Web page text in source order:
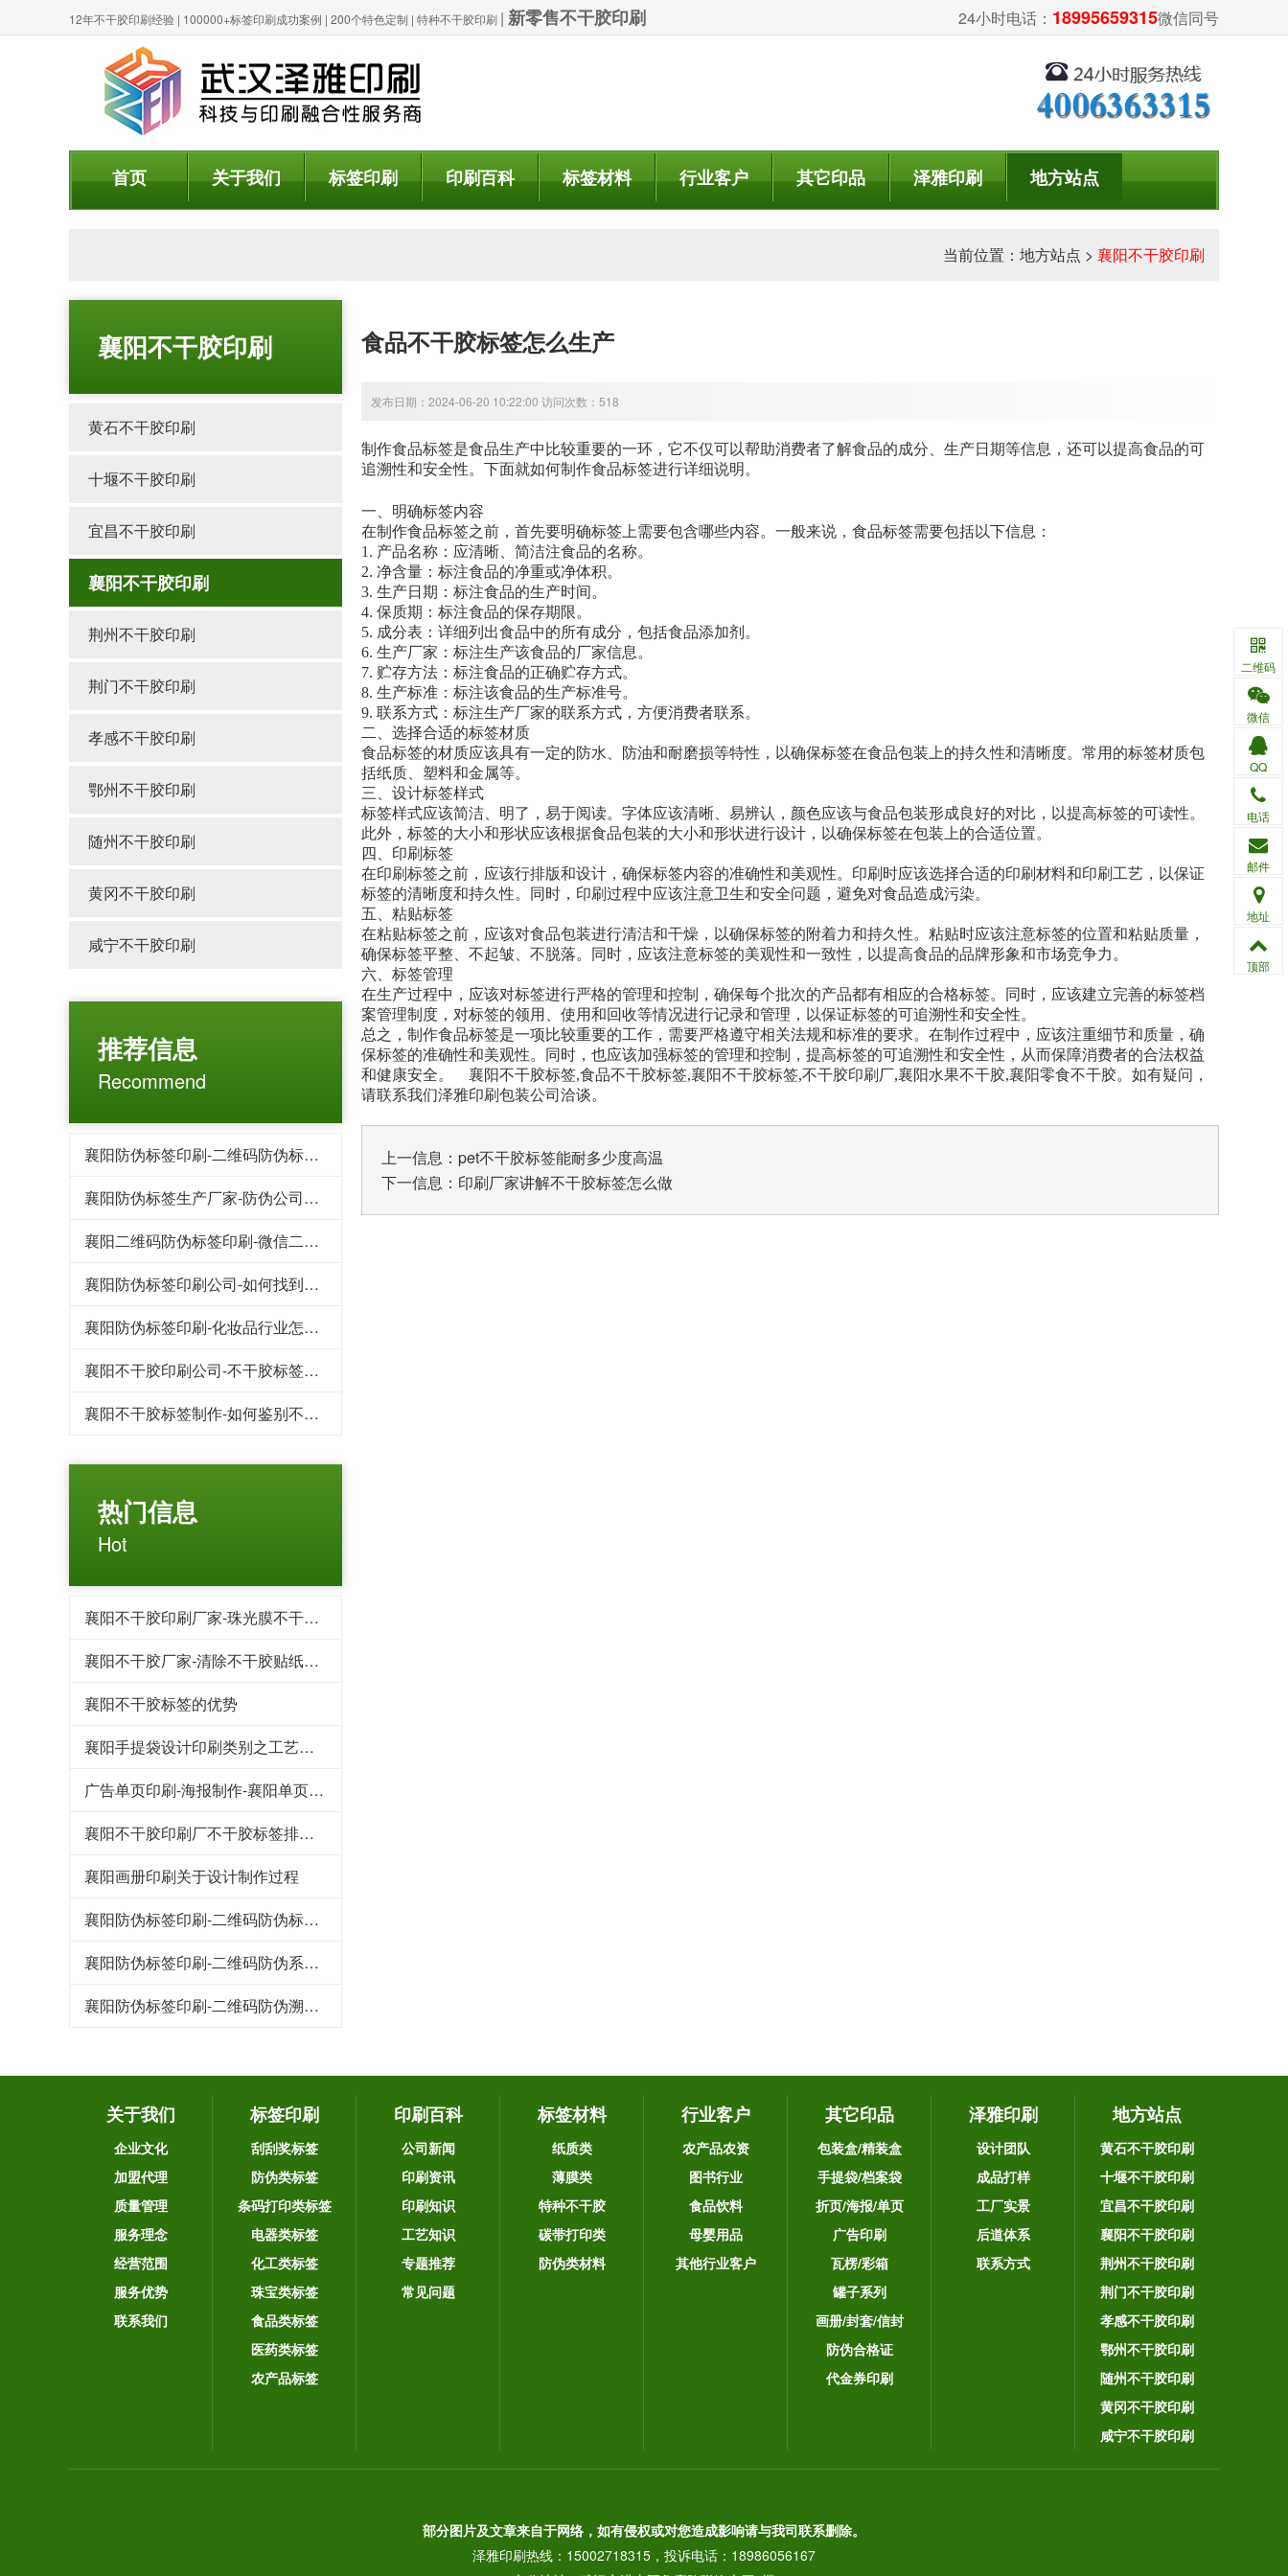
12年不干胶印刷经验 | 100000+标签印刷成功案例 | 200个特色定制 | 特种不干胶印刷 | 新零售不干胶印刷 24小时电话： 18995659315微信同号
首页 关于我们 标签印刷 印刷百科 标签材料 行业客户 其它印品 泽雅印刷 地方站点
当前位置： 地方站点 > 襄阳不干胶印刷
襄阳不干胶印刷
黄石不干胶印刷
十堰不干胶印刷
宜昌不干胶印刷
襄阳不干胶印刷
荆州不干胶印刷
荆门不干胶印刷
孝感不干胶印刷
鄂州不干胶印刷
随州不干胶印刷
黄冈不干胶印刷
咸宁不干胶印刷
推荐信息
Recommend
襄阳防伪标签印刷-二维码防伪标签的特点都有哪些
襄阳防伪标签生产厂家-防伪公司常用的防伪印刷技术
襄阳二维码防伪标签印刷-微信二维码红包系统为企业提供哪些好处
襄阳防伪标签印刷公司-如何找到靠谱防伪标签制作厂家
襄阳防伪标签印刷-化妆品行业怎样防止被造假
襄阳不干胶印刷公司-不干胶标签印刷哪个厂家比较便宜
襄阳不干胶标签制作-如何鉴别不干胶印刷品材料的好与坏
热门信息
Hot
襄阳不干胶印刷厂家-珠光膜不干胶标签?
襄阳不干胶厂家-清除不干胶贴纸的小妙招
襄阳不干胶标签的优势
襄阳手提袋设计印刷类别之工艺流程
广告单页印刷-海报制作-襄阳单页设计印刷制作
襄阳不干胶印刷厂不干胶标签排废问题解决
襄阳画册印刷关于设计制作过程
襄阳防伪标签印刷-二维码防伪标签的特点都有哪些
襄阳防伪标签印刷-二维码防伪系统的技术原理
襄阳防伪标签印刷-二维码防伪溯源系统在家禽行业中的应用
食品不干胶标签怎么生产
发布日期：2024-06-20 10:22:00 访问次数：518
制作食品标签是食品生产中比较重要的一环，它不仅可以帮助消费者了解食品的成分、生产日期等信息，还可以提高食品的可
追溯性和安全性。下面就如何制作食品标签进行详细说明。
一、明确标签内容
在制作食品标签之前，首先要明确标签上需要包含哪些内容。一般来说，食品标签需要包括以下信息：
1. 产品名称：应清晰、简洁注食品的名称。
2. 净含量：标注食品的净重或净体积。
3. 生产日期：标注食品的生产时间。
4. 保质期：标注食品的保存期限。
5. 成分表：详细列出食品中的所有成分，包括食品添加剂。
6. 生产厂家：标注生产该食品的厂家信息。
7. 贮存方法：标注食品的正确贮存方式。
8. 生产标准：标注该食品的生产标准号。
9. 联系方式：标注生产厂家的联系方式，方便消费者联系。
二、选择合适的标签材质
食品标签的材质应该具有一定的防水、防油和耐磨损等特性，以确保标签在食品包装上的持久性和清晰度。常用的标签材质包
括纸质、塑料和金属等。
三、设计标签样式
标签样式应该简洁、明了，易于阅读。字体应该清晰、易辨认，颜色应该与食品包装形成良好的对比，以提高标签的可读性。
此外，标签的大小和形状应该根据食品包装的大小和形状进行设计，以确保标签在包装上的合适位置。
四、印刷标签
在印刷标签之前，应该行排版和设计，确保标签内容的准确性和美观性。印刷时应该选择合适的印刷材料和印刷工艺，以保证
标签的清晰度和持久性。同时，印刷过程中应该注意卫生和安全问题，避免对食品造成污染。
五、粘贴标签
在粘贴标签之前，应该对食品包装进行清洁和干燥，以确保标签的附着力和持久性。粘贴时应该注意标签的位置和粘贴质量，
确保标签平整、不起皱、不脱落。同时，应该注意标签的美观性和一致性，以提高食品的品牌形象和市场竞争力。
六、标签管理
在生产过程中，应该对标签进行严格的管理和控制，确保每个批次的产品都有相应的合格标签。同时，应该建立完善的标签档
案管理制度，对标签的领用、使用和回收等情况进行记录和管理，以保证标签的可追溯性和安全性。
总之，制作食品标签是一项比较重要的工作，需要严格遵守相关法规和标准的要求。在制作过程中，应该注重细节和质量，确
保标签的准确性和美观性。同时，也应该加强标签的管理和控制，提高标签的可追溯性和安全性，从而保障消费者的合法权益
和健康安全。 襄阳不干胶标签,食品不干胶标签,襄阳不干胶标签,不干胶印刷厂,襄阳水果不干胶,襄阳零食不干胶。如有疑问，
请联系我们泽雅印刷包装公司洽谈。
上一信息： pet不干胶标签能耐多少度高温
下一信息： 印刷厂家讲解不干胶标签怎么做
关于我们
企业文化
加盟代理
质量管理
服务理念
经营范围
服务优势
联系我们
标签印刷
刮刮奖标签
防伪类标签
条码打印类标签
电器类标签
化工类标签
珠宝类标签
食品类标签
医药类标签
农产品标签
印刷百科
公司新闻
印刷资讯
印刷知识
工艺知识
专题推荐
常见问题
标签材料
纸质类
薄膜类
特种不干胶
碳带打印类
防伪类材料
行业客户
农产品农资
图书行业
食品饮料
母婴用品
其他行业客户
其它印品
包装盒/精装盒
手提袋/档案袋
折页/海报/单页
广告印刷
瓦楞/彩箱
罐子系列
画册/封套/信封
防伪合格证
代金券印刷
泽雅印刷
设计团队
成品打样
工厂实景
后道体系
联系方式
地方站点
黄石不干胶印刷
十堰不干胶印刷
宜昌不干胶印刷
襄阳不干胶印刷
荆州不干胶印刷
荆门不干胶印刷
孝感不干胶印刷
鄂州不干胶印刷
随州不干胶印刷
黄冈不干胶印刷
咸宁不干胶印刷
部分图片及文章来自于网络，如有侵权或对您造成影响请与我司联系删除。
泽雅印刷热线：15002718315，投诉电话：18986056167
二维码
微信
QQ
电话
邮件
地址
顶部